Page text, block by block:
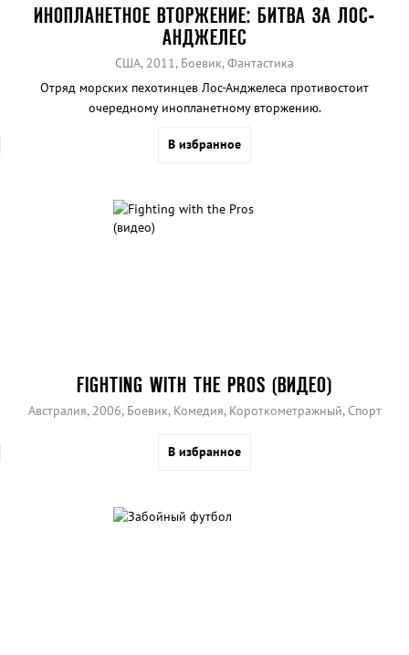
ИНОПЛАНЕТНОЕ ВТОРЖЕНИЕ: БИТВА ЗА ЛОС-
АНДЖЕЛЕС
США, 2011, Боевик, Фантастика
Отряд морских пехотинцев Лос-Анджелеса противостоит
очередному инопланетному вторжению.
В избранное
FIGHTING WITH THE PROS (ВИДЕО)
Австралия, 2006, Боевик, Комедия, Короткометражный, Спорт
В избранное